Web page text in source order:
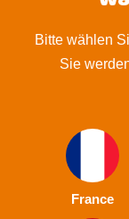
Bitte wählen
Sie
France